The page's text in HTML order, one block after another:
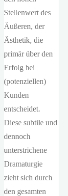
Stellenwert des
Äußeren, der
Ästhetik, die
primär über den
Erfolg bei
(potenziellen)
Kunden
entscheidet.
Diese subtile und
dennoch
unterstrichene
Dramaturgie
zieht sich durch
den gesamten